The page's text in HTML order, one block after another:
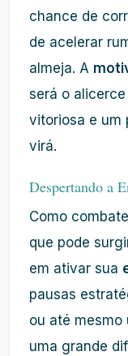
chance de
de acelerar
almeja. A
será o
vitoriosa e um
virá.
Despertando a
Como
que pode
em ativar sua
pausas
ou até mesmo
uma grande